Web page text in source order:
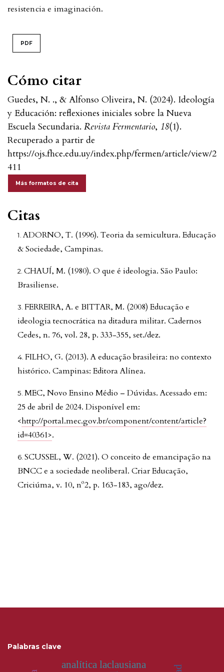
Cómo citar
Guedes, N. ., & Alfonso Oliveira, N. (2024). Ideología
y Educación: reflexiones iniciales sobre la Nueva
Escuela Secundaria. Revista Fermentario, 18(1).
Recuperado a partir de
https://ojs.fhce.edu.uy/index.php/fermen/article/view/2
411
Más formatos de cita
resistencia e imaginación.
PDF
Citas
ADORNO, T. (1996). Teoria da semicultura. Educação
& Sociedade, Campinas.
CHAUÍ, M. (1980). O que é ideologia. São Paulo:
Brasiliense.
FERREIRA, A. e BITTAR, M. (2008) Educação e
ideologia tecnocrática na ditadura militar. Cadernos
Cedes, n. 76, vol. 28, p. 333-355, set./dez.
FILHO, G. (2013). A educação brasileira: no contexto
histórico. Campinas: Editora Alínea.
MEC, Novo Ensino Médio – Dúvidas. Acessado em:
25 de abril de 2024. Disponível em:
<http://portal.mec.gov.br/component/content/article?
id=40361>.
SCUSSEL, W. (2021). O conceito de emancipação na
BNCC e a sociedade neoliberal. Criar Educação,
Criciúma, v. 10, nº2, p. 163-183, ago/dez.
Palabras clave
analítica laclausiana